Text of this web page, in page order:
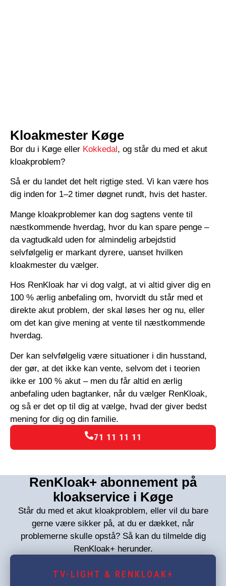
Kloakmester Køge
Bor du i Køge eller Kokkedal, og står du med et akut
kloakproblem?
Så er du landet det helt rigtige sted. Vi kan være hos
dig inden for 1–2 timer døgnet rundt, hvis det haster.
Mange kloakproblemer kan dog sagtens vente til
næstkommende hverdag, hvor du kan spare penge –
da vagtudkald uden for almindelig arbejdstid
selvfølgelig er markant dyrere, uanset hvilken
kloakmester du vælger.
Hos RenKloak har vi dog valgt, at vi altid giver dig en
100 % ærlig anbefaling om, hvorvidt du står med et
direkte akut problem, der skal løses her og nu, eller
om det kan give mening at vente til næstkommende
hverdag.
Der kan selvfølgelig være situationer i din husstand,
der gør, at det ikke kan vente, selvom det i teorien
ikke er 100 % akut – men du får altid en ærlig
anbefaling uden bagtanker, når du vælger RenKloak,
og så er det op til dig at vælge, hvad der giver bedst
mening for dig og din familie.
71 11 11 11
RenKloak+ abonnement på
kloakservice i Køge
Står du med et akut kloakproblem, eller vil du bare
gerne være sikker på, at du er dækket, når
problemerne skulle opstå? Så kan du tilmelde dig
RenKloak+ herunder.
TV-LIGHT & RENKLOAK+